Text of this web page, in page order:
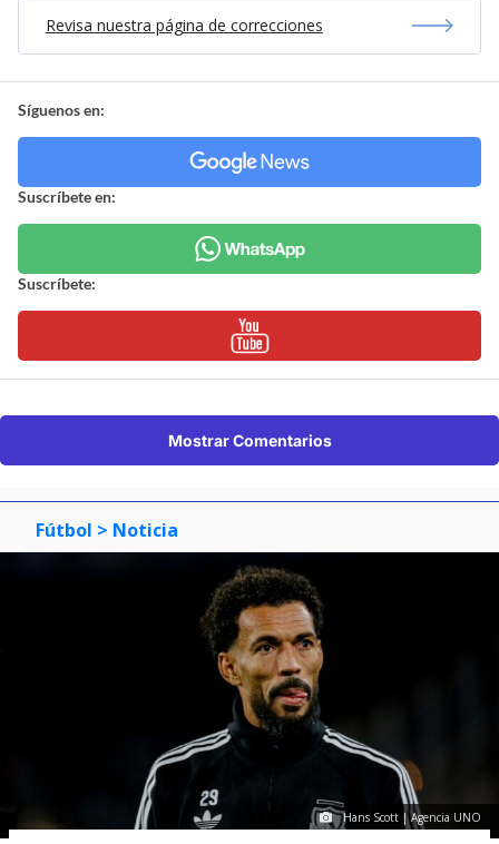
Revisa nuestra página de correcciones
Síguenos en:
Suscríbete en:
Suscríbete:
Mostrar Comentarios
Fútbol > Noticia
Hans Scott | Agencia UNO